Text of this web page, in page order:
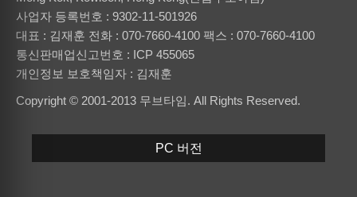
사업자 등록번호 : 9302-11-501926
대표 : 김재훈 전화 : 070-7660-4100 팩스 : 070-7660-4100
통신판매업신고번호 : ICP 455065
개인정보 보호책임자 : 김재훈
Copyright © 2001-2013 무브타임. All Rights Reserved.
PC 버전